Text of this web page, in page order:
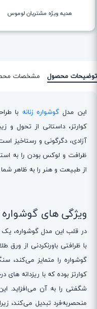
هدیه ویژه مشتریان لوموس
توضیحات محصول مشخصات
این مدل گوشواره زنانه با
کوارتز، داستانی از تحول و
آزادی، دگرگونی و رستاخیز
ظرافت و لوکس بودن را به
از طبیعت و هنر را به ظاهر
ویژگی های گوشواره
در قلب این مدل گوشواره‌، یک
گوشواره را متمایز می‌کند،
کوارتز بوده که با ریزدانه
شگفتی را به آن می‌افزاید.
منحصربه‌فرد تبدیل می‌کند،